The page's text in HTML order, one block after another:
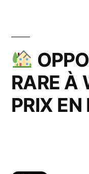
RARE À
PRIX EN